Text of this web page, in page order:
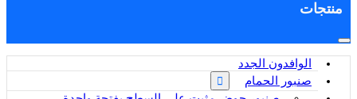
منتجات
الوافدون الجدد
صنبور الحمام